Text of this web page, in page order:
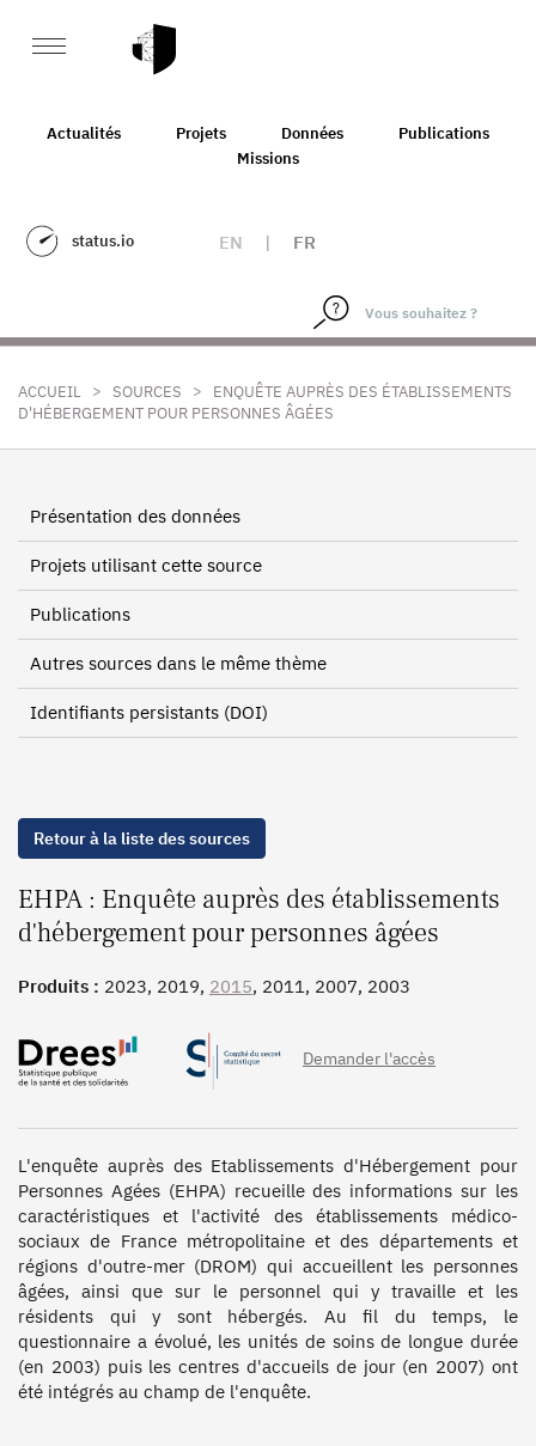
Actualités Projets Données
Publications
Missions
status.io EN | FR
ACCUEIL > SOURCES >
ENQUÊTE AUPRÈS DES ÉTABLISSEMENTS
D'HÉBERGEMENT POUR PERSONNES ÂGÉES
Présentation des données
Projets utilisant cette source
Publications
Autres sources dans le même thème
Identifiants persistants (DOI)
Retour à la liste des sources
EHPA : Enquête auprès des établissements
d'hébergement pour personnes âgées
Produits : 2023, 2019, 2015, 2011, 2007, 2003
Demander l'accès
L'enquête auprès des Etablissements d'Hébergement pour
Personnes Agées (EHPA) recueille des informations sur les
caractéristiques et l'activité des établissements médico-
sociaux de France métropolitaine et des départements et
régions d'outre-mer (DROM) qui accueillent les personnes
âgées, ainsi que sur le personnel qui y travaille et les
résidents qui y sont hébergés. Au fil du temps, le
questionnaire a évolué, les unités de soins de longue durée
(en 2003) puis les centres d'accueils de jour (en 2007) ont
été intégrés au champ de l'enquête.